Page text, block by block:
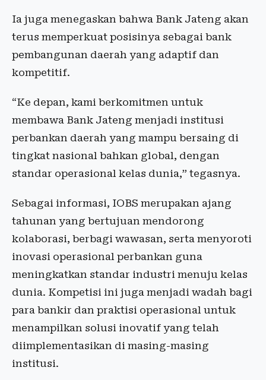
Ia juga menegaskan bahwa Bank Jateng akan
terus memperkuat posisinya sebagai bank
pembangunan daerah yang adaptif dan
kompetitif.
“Ke depan, kami berkomitmen untuk
membawa Bank Jateng menjadi institusi
perbankan daerah yang mampu bersaing di
tingkat nasional bahkan global, dengan
standar operasional kelas dunia,” tegasnya.
Sebagai informasi, IOBS merupakan ajang
tahunan yang bertujuan mendorong
kolaborasi, berbagi wawasan, serta menyoroti
inovasi operasional perbankan guna
meningkatkan standar industri menuju kelas
dunia. Kompetisi ini juga menjadi wadah bagi
para bankir dan praktisi operasional untuk
menampilkan solusi inovatif yang telah
diimplementasikan di masing-masing
institusi.